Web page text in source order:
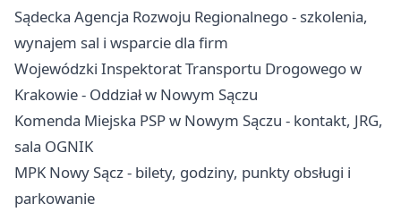
Sądecka Agencja Rozwoju Regionalnego - szkolenia,
wynajem sal i wsparcie dla firm
Wojewódzki Inspektorat Transportu Drogowego w
Krakowie - Oddział w Nowym Sączu
Komenda Miejska PSP w Nowym Sączu - kontakt, JRG,
sala OGNIK
MPK Nowy Sącz - bilety, godziny, punkty obsługi i
parkowanie